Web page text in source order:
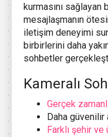
kurmasını sağlayan
mesajlaşmanın
iletişim deneyimi
birbirlerini daha
sohbetler
Kameralı
Gerçek
Daha güvenilir
Farklı şehir